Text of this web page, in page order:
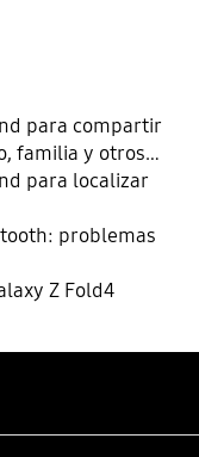
para compartir
familia y otros
para localizar
problemas
Z Fold4